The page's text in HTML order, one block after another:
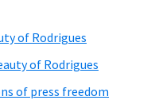
of Rodrigues
of Rodrigues
of press freedom